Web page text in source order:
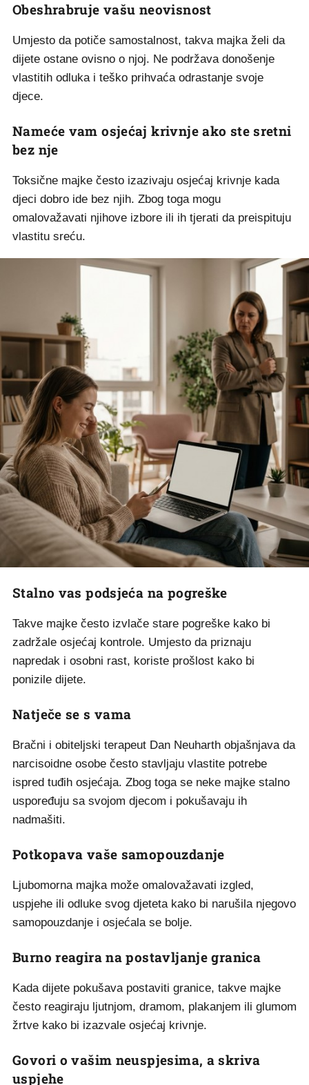
Obeshrabruje vašu neovisnost
Umjesto da potiče samostalnost, takva majka želi da
dijete ostane ovisno o njoj. Ne podržava donošenje
vlastitih odluka i teško prihvaća odrastanje svoje
djece.
Nameće vam osjećaj krivnje ako ste sretni
bez nje
Toksične majke često izazivaju osjećaj krivnje kada
djeci dobro ide bez njih. Zbog toga mogu
omalovažavati njihove izbore ili ih tjerati da preispituju
vlastitu sreću.
Stalno vas podsjeća na pogreške
Takve majke često izvlače stare pogreške kako bi
zadržale osjećaj kontrole. Umjesto da priznaju
napredak i osobni rast, koriste prošlost kako bi
ponizile dijete.
Natječe se s vama
Bračni i obiteljski terapeut Dan Neuharth objašnjava da
narcisoidne osobe često stavljaju vlastite potrebe
ispred tuđih osjećaja. Zbog toga se neke majke stalno
uspoređuju sa svojom djecom i pokušavaju ih
nadmašiti.
Potkopava vaše samopouzdanje
Ljubomorna majka može omalovažavati izgled,
uspjehe ili odluke svog djeteta kako bi narušila njegovo
samopouzdanje i osjećala se bolje.
Burno reagira na postavljanje granica
Kada dijete pokušava postaviti granice, takve majke
često reagiraju ljutnjom, dramom, plakanjem ili glumom
žrtve kako bi izazvale osjećaj krivnje.
Govori o vašim neuspjesima, a skriva
uspjehe